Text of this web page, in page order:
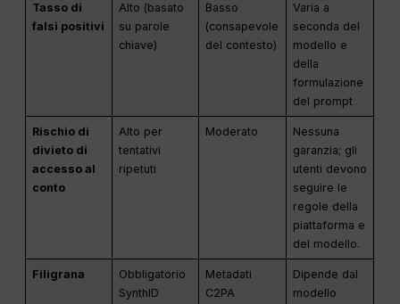
Tasso di
falsi positivi
Alto (basato
su parole
chiave)
Basso
(consapevole
del contesto)
Varia a
seconda del
modello e
della
formulazione
del prompt
Rischio di
divieto di
accesso al
conto
Alto per
tentativi
ripetuti
Moderato
Nessuna
garanzia; gli
utenti devono
seguire le
regole della
piattaforma e
del modello.
Filigrana
Obbligatorio
SynthID
Metadati
C2PA
Dipende dal
modello